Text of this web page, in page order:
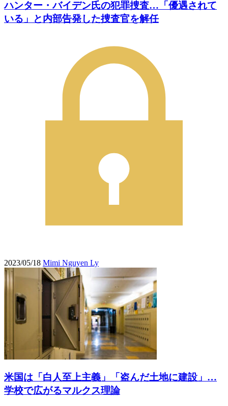
ハンター・バイデン氏の犯罪捜査…「優遇されて
いる」と内部告発した捜査官を解任
2023/05/18 Mimi Nguyen Ly
米国は「白人至上主義」「盗んだ土地に建設」…
学校で広がるマルクス理論